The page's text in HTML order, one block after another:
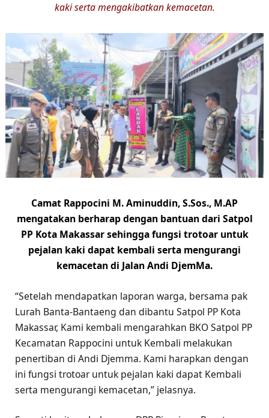
kaki serta mengakibatkan kemacetan.
Camat Rappocini M. Aminuddin, S.Sos., M.AP
mengatakan berharap dengan bantuan dari Satpol
PP Kota Makassar sehingga fungsi trotoar untuk
pejalan kaki dapat kembali serta mengurangi
kemacetan di Jalan Andi DjemMa.
“Setelah mendapatkan laporan warga, bersama pak
Lurah Banta-Bantaeng dan dibantu Satpol PP Kota
Makassar, Kami kembali mengarahkan BKO Satpol PP
Kecamatan Rappocini untuk Kembali melakukan
penertiban di Andi Djemma. Kami harapkan dengan
ini fungsi trotoar untuk pejalan kaki dapat Kembali
serta mengurangi kemacetan,” jelasnya.